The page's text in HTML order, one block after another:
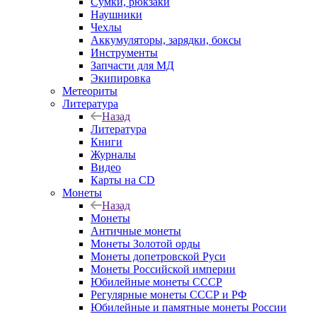
Наушники
Чехлы
Аккумуляторы, зарядки, боксы
Инструменты
Запчасти для МД
Экипировка
Метеориты
Литература
Назад
Литература
Книги
Журналы
Видео
Карты на CD
Монеты
Назад
Монеты
Античные монеты
Монеты Золотой орды
Монеты допетровской Руси
Монеты Российской империи
Юбилейные монеты СССР
Регулярные монеты СССР и РФ
Юбилейные и памятные монеты России